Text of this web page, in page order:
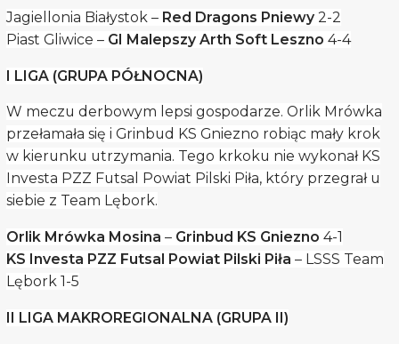
Jagiellonia Białystok – Red Dragons Pniewy2-2
Piast Gliwice – GI Malepszy Arth Soft Leszno 4-4
I LIGA (GRUPA PÓŁNOCNA)
W meczu derbowym lepsi gospodarze. Orlik Mrówka
przełamała się i Grinbud KS Gniezno robiąc mały krok
w kierunku utrzymania. Tego krkoku nie wykonał KS
Investa PZZ Futsal Powiat Pilski Piła, który przegrał u
siebie z Team Lębork.
Orlik Mrówka Mosina – Grinbud KS Gniezno 4-1
KS Investa PZZ Futsal Powiat Pilski Piła – LSSS Team
Lębork 1-5
II LIGA MAKROREGIONALNA (GRUPA II)